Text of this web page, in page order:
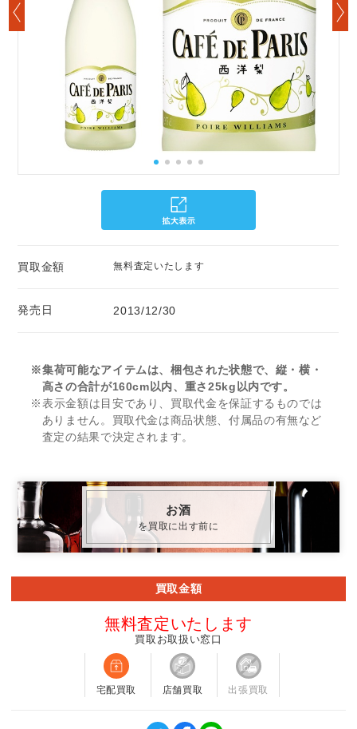
買取金額 無料査定いたします
発売日 2013/12/30
※集荷可能なアイテムは、梱包された状態で、縦・横・
高さの合計が160cm以内、重さ25kg以内です。
※表示金額は目安であり、買取代金を保証するものでは
ありません。買取代金は商品状態、付属品の有無など
査定の結果で決定されます。
お酒
を買取に出す前に
買取金額
無料査定いたします
買取お取扱い窓口
宅配買取 店舗買取 出張買取